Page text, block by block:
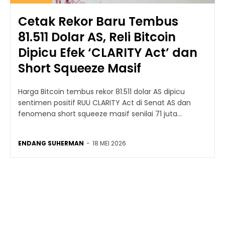
Cetak Rekor Baru Tembus
81.511 Dolar AS, Reli Bitcoin
Dipicu Efek ‘CLARITY Act’ dan
Short Squeeze Masif
Harga Bitcoin tembus rekor 81.511 dolar AS dipicu
sentimen positif RUU CLARITY Act di Senat AS dan
fenomena short squeeze masif senilai 71 juta...
ENDANG SUHERMAN - 18 MEI 2026